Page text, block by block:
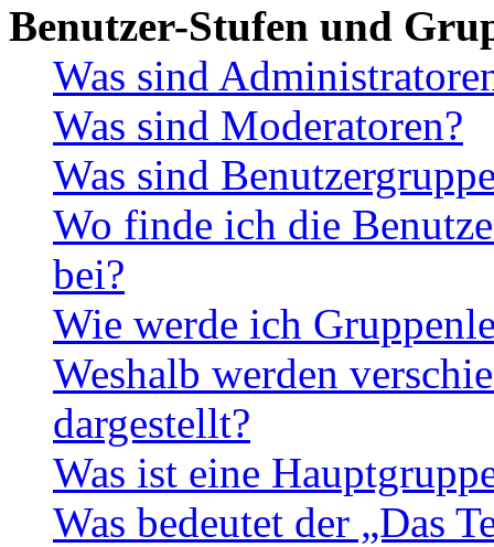
Benutzer-Stufen und
Was sind
Was sind Moderatoren?
Was sind
Wo finde ich die
bei?
Wie werde ich
Weshalb werden
dargestellt?
Was ist eine
Was bedeutet der „Das